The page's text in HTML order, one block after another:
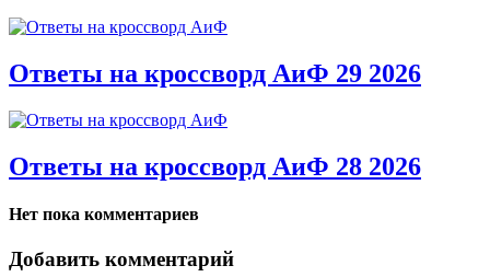
Ответы на кроссворд АиФ 29 2026
Ответы на кроссворд АиФ 28 2026
Нет пока комментариев
Добавить комментарий